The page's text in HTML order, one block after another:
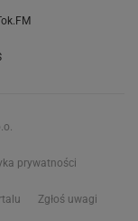
prywatności
Zgłoś uwagi